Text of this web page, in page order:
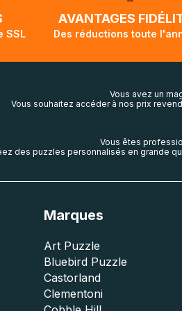
SSL
AVANTAGES
Des réductions toute
Vous avez un
Vous souhaitez accéder à nos prix
Vous êtes
des puzzles personnalisés en grande
Marques
Art Puzzle
Bluebird Puzzle
Castorland
Clementoni